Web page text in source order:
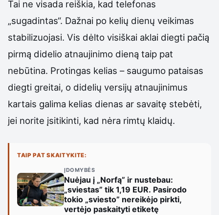
Tai ne visada reiškia, kad telefonas
„sugadintas“. Dažnai po kelių dienų veikimas
stabilizuojasi. Vis dėlto visiškai aklai diegti pačią
pirmą didelio atnaujinimo dieną taip pat
nebūtina. Protingas kelias – saugumo pataisas
diegti greitai, o didelių versijų atnaujinimus
kartais galima kelias dienas ar savaitę stebėti,
jei norite įsitikinti, kad nėra rimtų klaidų.
TAIP PAT SKAITYKITE:
ĮDOMYBĖS
Nuėjau į „Norfą” ir nustebau:
„sviestas” tik 1,19 EUR. Pasirodo
tokio „sviesto” nereikėjo pirkti,
vertėjo paskaityti etiketę